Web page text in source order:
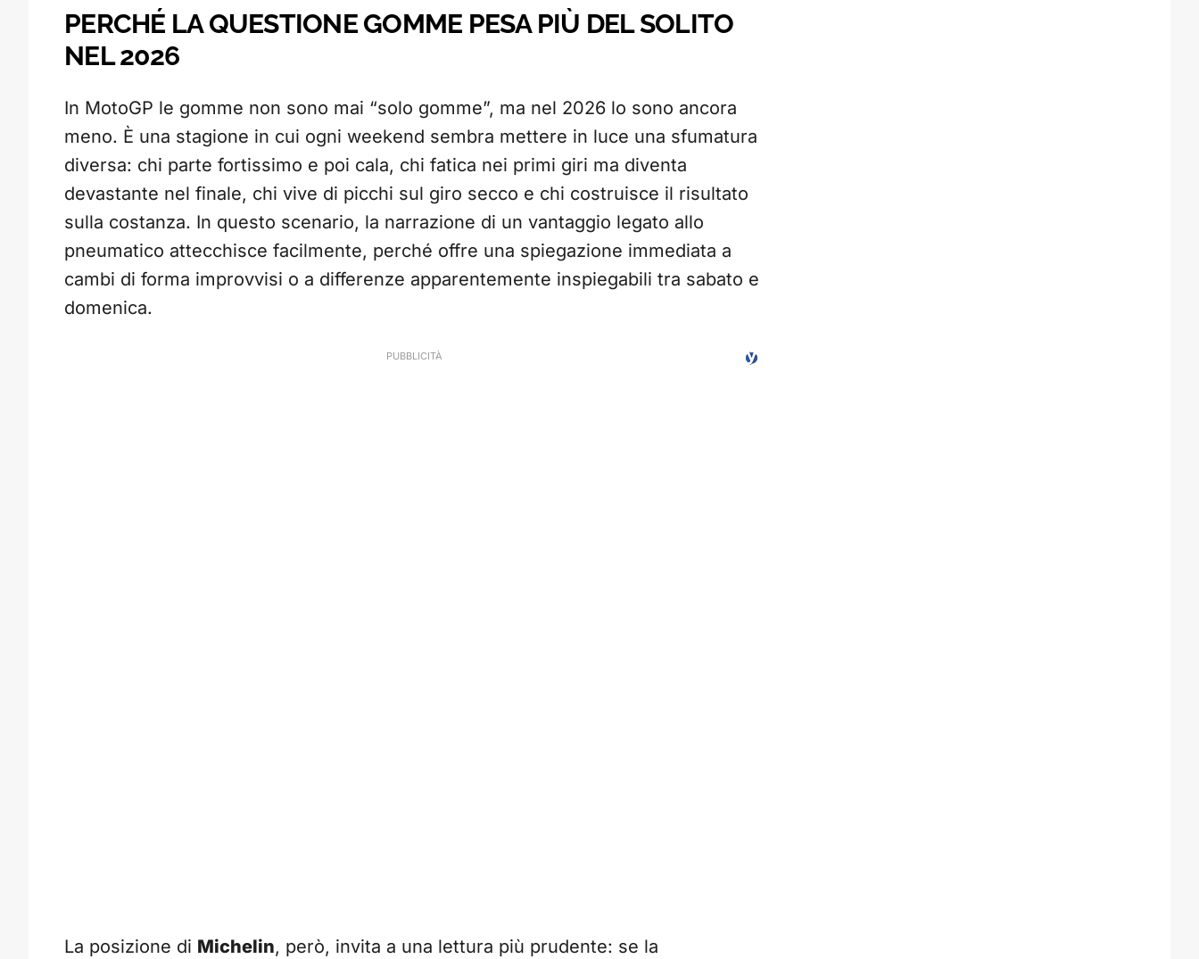
PERCHÉ LA QUESTIONE GOMME PESA PIÙ DEL SOLITO
NEL 2026
In MotoGP le gomme non sono mai “solo gomme”, ma nel 2026 lo sono ancora
meno. È una stagione in cui ogni weekend sembra mettere in luce una sfumatura
diversa: chi parte fortissimo e poi cala, chi fatica nei primi giri ma diventa
devastante nel finale, chi vive di picchi sul giro secco e chi costruisce il risultato
sulla costanza. In questo scenario, la narrazione di un vantaggio legato allo
pneumatico attecchisce facilmente, perché offre una spiegazione immediata a
cambi di forma improvvisi o a differenze apparentemente inspiegabili tra sabato e
domenica.
La posizione di Michelin, però, invita a una lettura più prudente: se la